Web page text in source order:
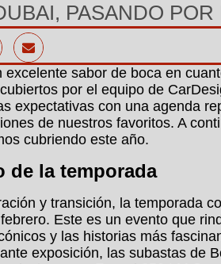
PASANDO
excelente sabor de boca en
por el equipo de
expectativas con una agenda
de nuestros favoritos. A
cubriendo este año.
de la temporada
y transición, la temporada
Este es un evento que
y las historias más
exposición, las subastas de